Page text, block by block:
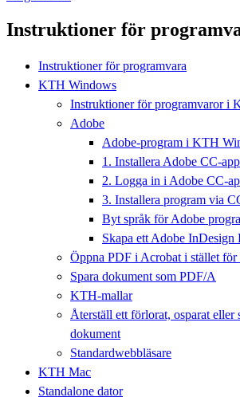
Instruktioner för
Instruktioner för programvara
KTH Windows
Instruktioner för programvaror i
Adobe
Adobe-program i KTH
1. Installera Adobe CC-
2. Logga in i Adobe CC-
3. Installera program via
Byt språk för Adobe
Skapa ett Adobe InDesign
Öppna PDF i Acrobat i stället för
Spara dokument som PDF/A
KTH-mallar
Återställ ett förlorat, osparat eller
dokument
Standardwebbläsare
KTH Mac
Standalone dator